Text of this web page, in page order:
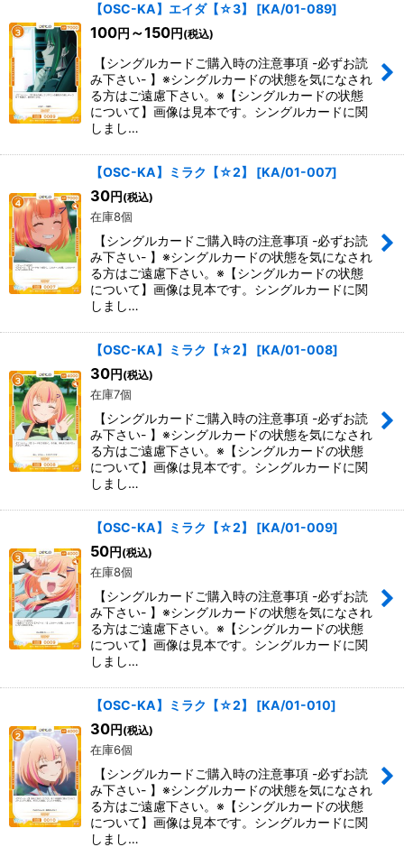
【OSC-KA】エイダ【☆3】 [KA/01-089]
100円 ～150円 (税込)
【シングルカードご購入時の注意事項 -必ずお読
み下さい- 】※シングルカードの状態を気になされ
る方はご遠慮下さい。※【シングルカードの状態
について】画像は見本です。シングルカードに関
しまし…
【OSC-KA】ミラク【☆2】 [KA/01-007]
30円 (税込)
在庫8個
【シングルカードご購入時の注意事項 -必ずお読
み下さい- 】※シングルカードの状態を気になされ
る方はご遠慮下さい。※【シングルカードの状態
について】画像は見本です。シングルカードに関
しまし…
【OSC-KA】ミラク【☆2】 [KA/01-008]
30円 (税込)
在庫7個
【シングルカードご購入時の注意事項 -必ずお読
み下さい- 】※シングルカードの状態を気になされ
る方はご遠慮下さい。※【シングルカードの状態
について】画像は見本です。シングルカードに関
しまし…
【OSC-KA】ミラク【☆2】 [KA/01-009]
50円 (税込)
在庫8個
【シングルカードご購入時の注意事項 -必ずお読
み下さい- 】※シングルカードの状態を気になされ
る方はご遠慮下さい。※【シングルカードの状態
について】画像は見本です。シングルカードに関
しまし…
【OSC-KA】ミラク【☆2】 [KA/01-010]
30円 (税込)
在庫6個
【シングルカードご購入時の注意事項 -必ずお読
み下さい- 】※シングルカードの状態を気になされ
る方はご遠慮下さい。※【シングルカードの状態
について】画像は見本です。シングルカードに関
しまし…